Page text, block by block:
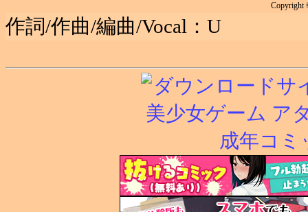
Copyright
作詞/作曲/編曲/Vocal：U